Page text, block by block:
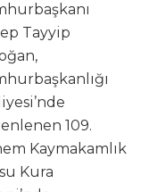
Tayyip
109.
Kaymakamlık
Kura